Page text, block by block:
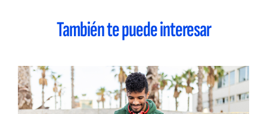
También te puede interesar